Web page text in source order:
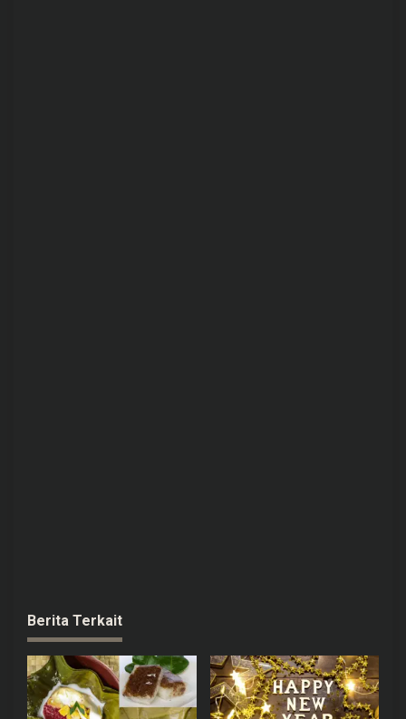
Berita Terkait